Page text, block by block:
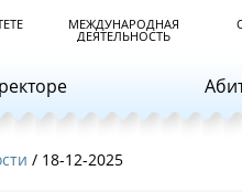
МЕЖДУНАРОДНАЯ
ДЕЯТЕЛЬНОСТЬ
/ 18-12-2025